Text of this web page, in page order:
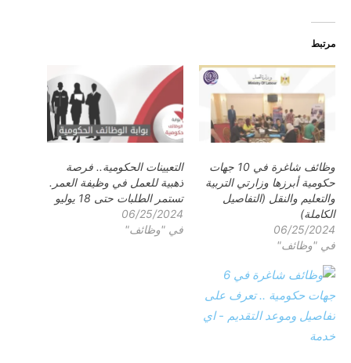
مرتبط
وظائف شاغرة في 10 جهات
حكومية أبرزها وزارتي التربية
والتعليم والنقل (التفاصيل
الكاملة)
06/25/2024
في "وظائف"
التعيينات الحكومية.. فرصة
ذهبية للعمل في وظيفة العمر.
تستمر الطلبات حتى 18 يوليو
06/25/2024
في "وظائف"